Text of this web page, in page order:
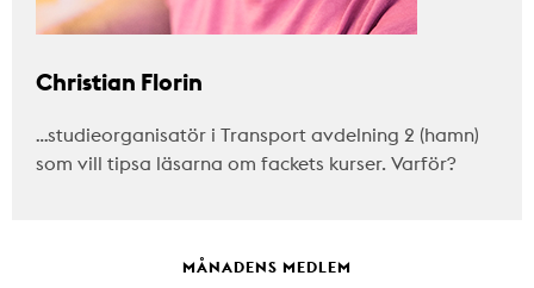
Christian Florin
…studieorganisatör i Transport avdelning 2 (hamn)
som vill tipsa läsarna om fackets kurser. Varför?
MÅNADENS MEDLEM